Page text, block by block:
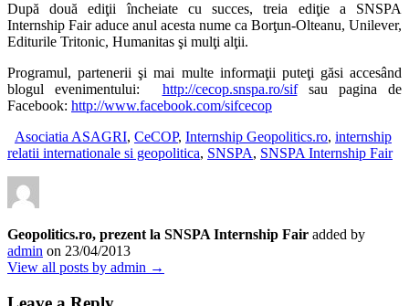
După două ediţii încheiate cu succes, treia ediţie a SNSPA
Internship Fair aduce anul acesta nume ca Borţun-Olteanu, Unilever,
Editurile Tritonic, Humanitas şi mulţi alţii.
Programul, partenerii şi mai multe informaţii puteţi găsi accesând
blogul evenimentului: http://cecop.snspa.ro/sifsau pagina de
Facebook: http://www.facebook.com/sifcecop
Asociatia ASAGRI, CeCOP, Internship Geopolitics.ro, internship
relatii internationale si geopolitica, SNSPA, SNSPA Internship Fair
Geopolitics.ro, prezent la SNSPA Internship Fair added by
admin on 23/04/2013
View all posts by admin →